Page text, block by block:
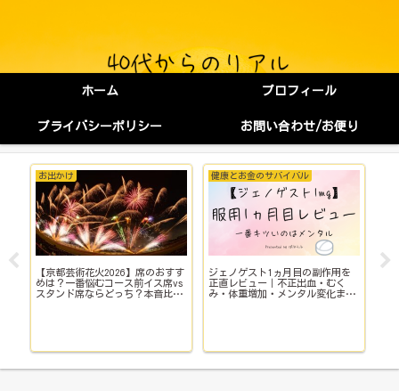
ホーム プロフィール
プライバシーポリシー お問い合わせ/お便り
お出かけ
【京都芸術花火2026】席のおすす
めは？一番悩むコース前イス席vs
スタンド席ならどっち？本音比
健康とお金のサバイバル
ジェノゲスト1ヵ月目の副作用を
正直レビュー｜不正出血・むく
み・体重増加・メンタル変化まで